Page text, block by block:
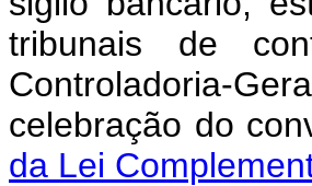
tribunais de
Controladoria-
celebração do
da Lei